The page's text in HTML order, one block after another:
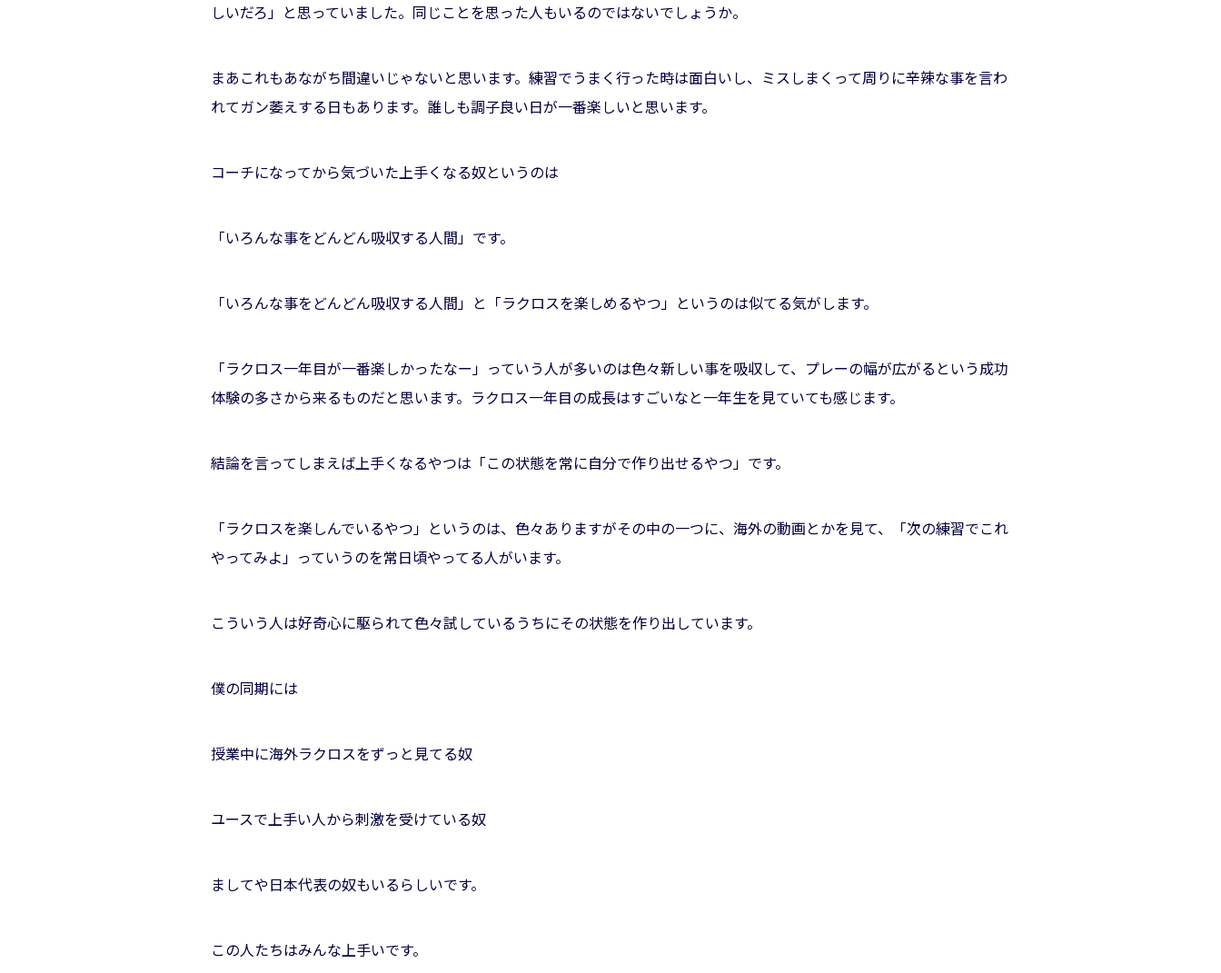
しいだろ」と思っていました。同じことを思った人もいるのではないでしょうか。
まあこれもあながち間違いじゃないと思います。練習でうまく行った時は面白いし、ミスしまくって周りに辛辣な事を言わ
れてガン萎えする日もあります。誰しも調子良い日が一番楽しいと思います。
コーチになってから気づいた上手くなる奴というのは
「いろんな事をどんどん吸収する人間」です。
「いろんな事をどんどん吸収する人間」と「ラクロスを楽しめるやつ」というのは似てる気がします。
「ラクロス一年目が一番楽しかったなー」っていう人が多いのは色々新しい事を吸収して、プレーの幅が広がるという成功
体験の多さから来るものだと思います。ラクロス一年目の成長はすごいなと一年生を見ていても感じます。
結論を言ってしまえば上手くなるやつは「この状態を常に自分で作り出せるやつ」です。
「ラクロスを楽しんでいるやつ」というのは、色々ありますがその中の一つに、海外の動画とかを見て、「次の練習でこれ
やってみよ」っていうのを常日頃やってる人がいます。
こういう人は好奇心に駆られて色々試しているうちにその状態を作り出しています。
僕の同期には
授業中に海外ラクロスをずっと見てる奴
ユースで上手い人から刺激を受けている奴
ましてや日本代表の奴もいるらしいです。
この人たちはみんな上手いです。